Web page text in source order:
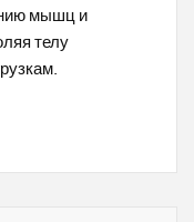
мышц и
телу